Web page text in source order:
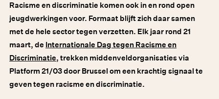
Racisme en discriminatie komen ook in en rond open
jeugdwerkingen voor. Formaat blijft zich daar samen
met de hele sector tegen verzetten. Elk jaar rond 21
maart, de Internationale Dag tegen Racisme en
Discriminatie, trekken middenveldorganisaties via
Platform 21/03 door Brussel om een krachtig signaal te
geven tegen racisme en discriminatie.